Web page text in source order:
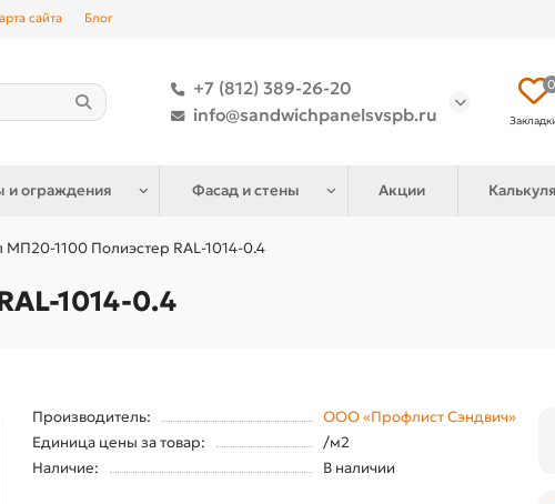
сайта Блог
+7 (812) 389-26-20
info@sandwichpanelsvspb.ru
0
и ограждения Фасад и стены Акции
МП20-1100 Полиэстер RAL-1014-0.4
1014-0.4
Производитель:
ООО «Профлист Сэндвич»
Единица цены за товар:
/м2
Наличие:
В наличии